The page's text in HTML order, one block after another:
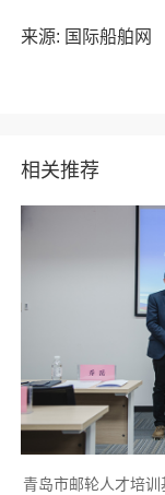
来源: 国际船舶网
相关推荐
青岛市邮轮人才培训